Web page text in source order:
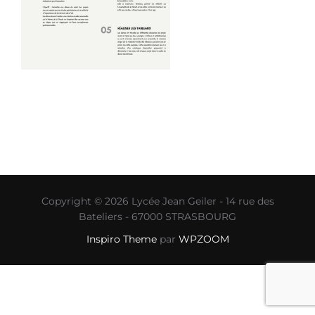
Copyright © 2026 Lycée Jean Geiler - 14 rue des
Bateliers - 67000 STRASBOURG
Inspiro Themepar WPZOOM